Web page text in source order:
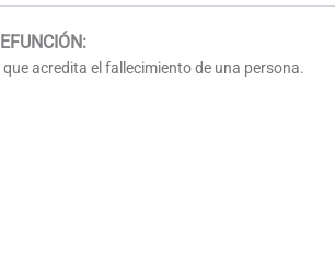
:
acredita el fallecimiento de una persona.